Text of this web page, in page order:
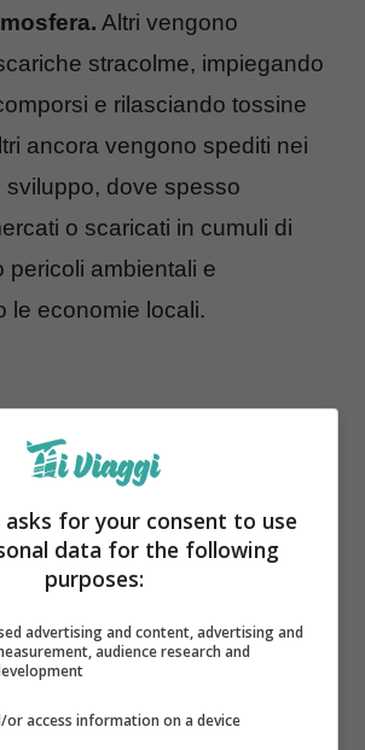
Altri vengono
stracolme, impiegando
e rilasciando tossine
ancora vengono spediti nei
sviluppo, dove spesso
o scaricati in cumuli di
pericoli ambientali e
le economie locali.
di questa pratica
di vasta portata. L’impatto
for your consent to use
data for the following
purposes:
advertising and content, advertising and
audience research and
or access information on a device